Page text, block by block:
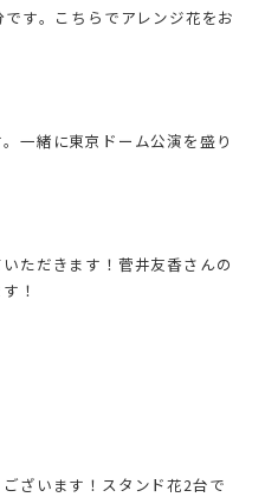
す。こちらでアレンジ花をお
一緒に東京ドーム公演を盛り
ただきます！菅井友香さんの
！
ざいます！スタンド花2台で